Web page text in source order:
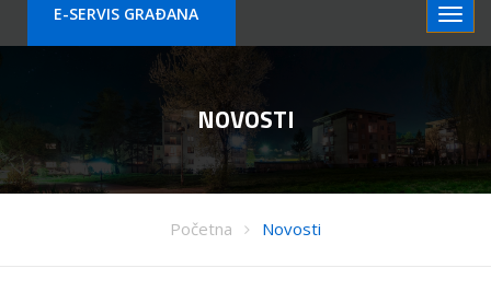
E-SERVIS GRAÐANA
NOVOSTI
Početna Novosti